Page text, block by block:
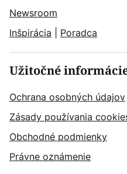
Newsroom
Inšpirácia
Poradca
Užitočné
Ochrana osobných údajov
Zásady používania
Obchodné podmienky
Právne oznámenie